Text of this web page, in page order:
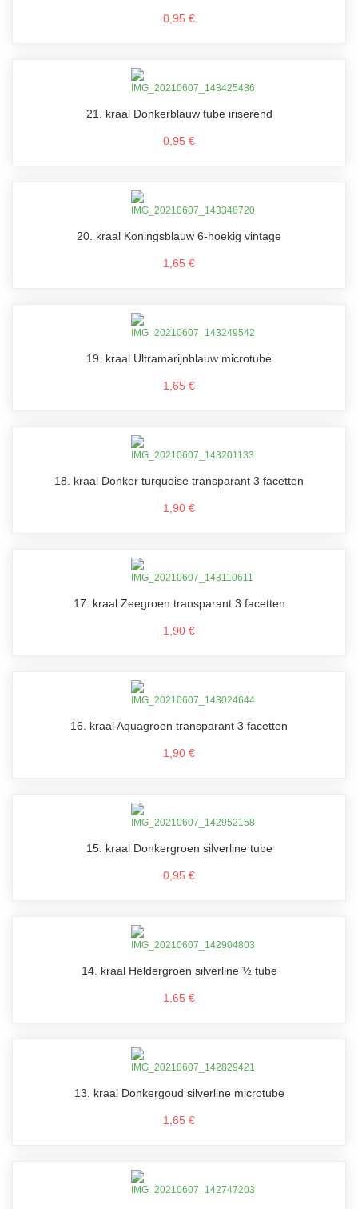
0,95 €
21. kraal Donkerblauw tube iriserend
0,95 €
20. kraal Koningsblauw 6-hoekig vintage
1,65 €
19. kraal Ultramarijnblauw microtube
1,65 €
18. kraal Donker turquoise transparant 3 facetten
1,90 €
17. kraal Zeegroen transparant 3 facetten
1,90 €
16. kraal Aquagroen transparant 3 facetten
1,90 €
15. kraal Donkergroen silverline tube
0,95 €
14. kraal Heldergroen silverline ½ tube
1,65 €
13. kraal Donkergoud silverline microtube
1,65 €